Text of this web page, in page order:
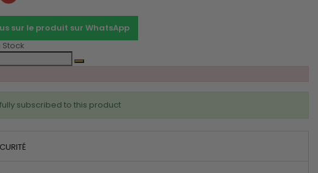
sur le produit sur WhatsApp
Stock
subscribed to this product